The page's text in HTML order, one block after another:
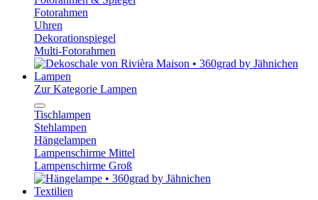
Fotorahmen
Uhren
Dekorationspiegel
Multi-Fotorahmen
Lampen
Zur Kategorie Lampen
Tischlampen
Stehlampen
Hängelampen
Lampenschirme Mittel
Lampenschirme Groß
Textilien